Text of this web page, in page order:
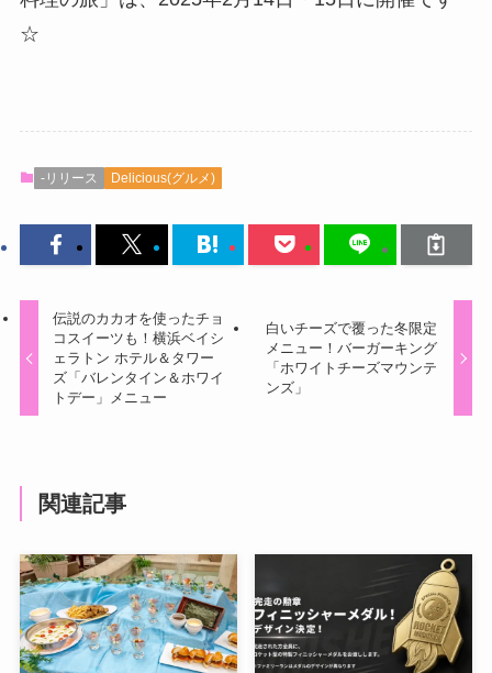
☆
-リリース Delicious(グルメ)
伝説のカカオを使ったチョ
コスイーツも！横浜ベイシ
ェラトン ホテル＆タワー
ズ「バレンタイン＆ホワイ
トデー」メニュー
白いチーズで覆った冬限定
メニュー！バーガーキング
「ホワイトチーズマウンテ
ンズ」
関連記事